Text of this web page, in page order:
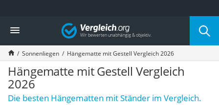
Die beliebtesten Vergleiche nach Kategorie
Baumarkt
Tresor feuerfest
Makita-Akku-Rasenmäher
Kappsäge
Smartes Türschloss
Akku-Rasentrimmer
Feuchtigkeitsmessgerät
Vergleich
Sonnenliegen Hängematte mit Gestell Vergleich 2026
Hängematte mit Gestell Vergleich
2026
Die besten Hängematten mit Ständer im Vergleich.